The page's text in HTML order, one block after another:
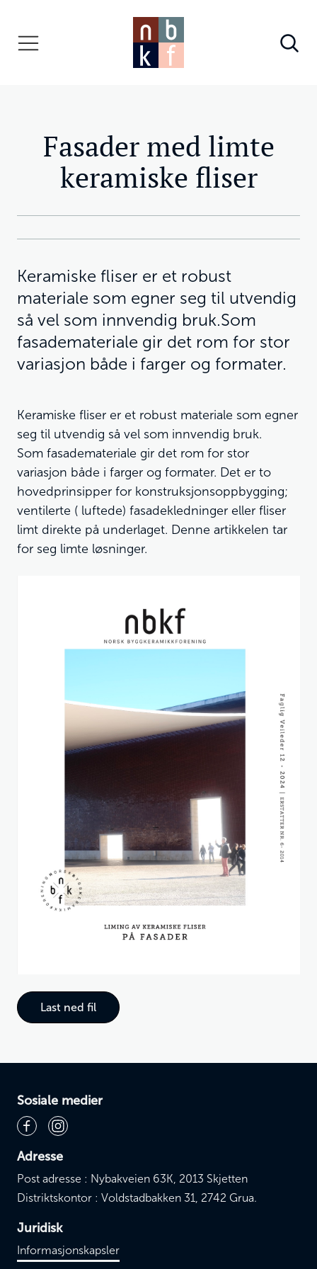
Fasader med limte
keramiske fliser
Keramiske fliser er et robust
materiale som egner seg til utvendig
så vel som innvendig bruk.Som
fasademateriale gir det rom for stor
variasjon både i farger og formater.
Keramiske fliser er et robust materiale som egner
seg til utvendig så vel som innvendig bruk.
Som fasademateriale gir det rom for stor
variasjon både i farger og formater. Det er to
hovedprinsipper for konstruksjonsoppbygging;
ventilerte ( luftede) fasadekledninger eller fliser
limt direkte på underlaget. Denne artikkelen tar
for seg limte løsninger.
Last ned fil
Sosiale medier
Adresse
Post adresse : Nybakveien 63K, 2013 Skjetten
Distriktskontor : Voldstadbakken 31, 2742 Grua.
Juridisk
Informasjonskapsler